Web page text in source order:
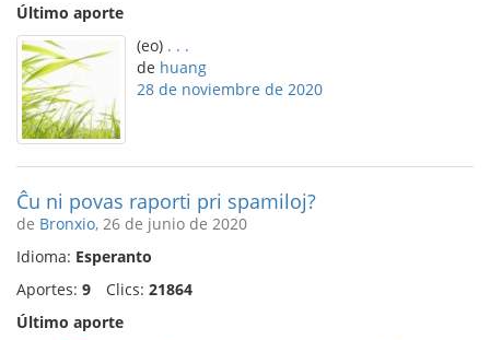
Último aporte
(eo) . . .
de huang
28 de noviembre de 2020
Ĉu ni povas raporti pri spamiloj?
de Bronxio, 26 de junio de 2020
Idioma: Esperanto
Aportes: 9 Clics: 21864
Último aporte